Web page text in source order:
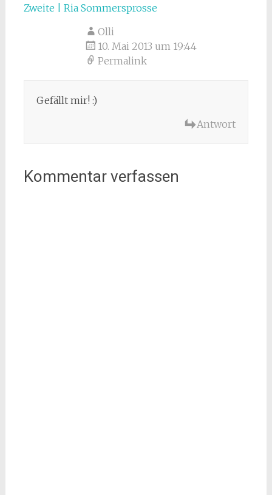
Zweite | Ria Sommersprosse
Olli
10. Mai 2013 um 19:44
Permalink
Gefällt mir! :)
Antwort
Kommentar verfassen